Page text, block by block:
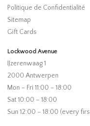
Politique de Confidentialité
Sitemap
Gift Cards
Lockwood Avenue
IJzerenwaag 1
2000 Antwerpen
Mon – Fri 11:00 – 18:00
Sat 10:00 – 18:00
Sun 12:00 – 18:00 (every